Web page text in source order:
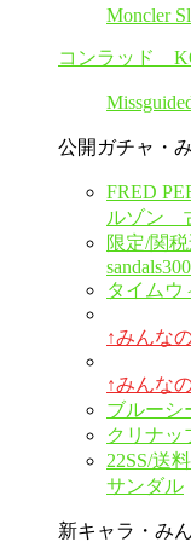
Moncler
コンラッド
公開ガチャ・
FRED
ルゾン
限定/関
タイム
↑みんな
↑みんな
ブルーシ
クリナッ
22SS/送
サンダル
新キャラ・み